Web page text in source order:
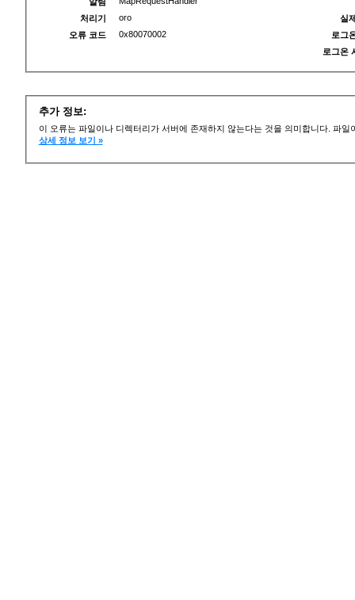
처리기
oro
오류 코드
0x80070002
실
로그
로그온
추가 정보:
이 오류는 파일이나 디렉터리가 서버에 존재하지 않는다는 것을 의미합니다. 파
상세 정보 보기 »